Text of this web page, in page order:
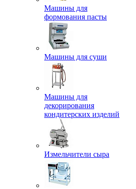
Машины для
формования пасты
Машины для суши
Машины для
декорирования
кондитерских изделий
Измельчители сыра